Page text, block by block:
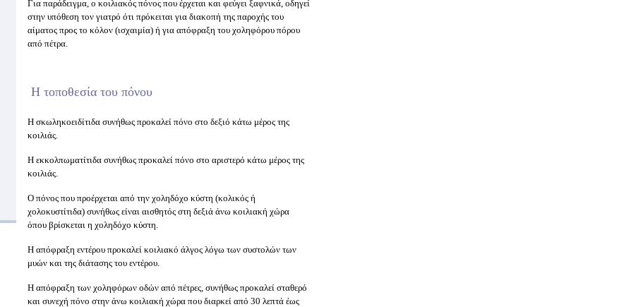
Για παράδειγμα, ο κοιλιακός πόνος που έρχεται και φεύγει ξαφνικά, οδηγεί
στην υπόθεση τον γιατρό ότι πρόκειται για διακοπή της παροχής του
αίματος προς το κόλον (ισχαιμία) ή για απόφραξη του χοληφόρου πόρου
από πέτρα.
Η τοποθεσία του πόνου
Η σκωληκοειδίτιδα συνήθως προκαλεί πόνο στο δεξιό κάτω μέρος της
κοιλιάς.
Η εκκολπωματίτιδα συνήθως προκαλεί πόνο στο αριστερό κάτω μέρος της
κοιλιάς.
Ο πόνος που προέρχεται από την χοληδόχο κύστη (κολικός ή
χολοκυστίτιδα) συνήθως είναι αισθητός στη δεξιά άνω κοιλιακή χώρα
όπου βρίσκεται η χοληδόχο κύστη.
Η απόφραξη εντέρου προκαλεί κοιλιακό άλγος λόγω των συστολών των
μυών και της διάτασης του εντέρου.
Η απόφραξη των χοληφόρων οδών από πέτρες, συνήθως προκαλεί σταθερό
και συνεχή πόνο στην άνω κοιλιακή χώρα που διαρκεί από 30 λεπτά έως